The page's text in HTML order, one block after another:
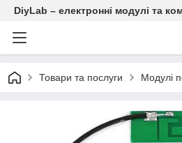
DiyLab – електронні модулі та
Товари та послуги Модулі